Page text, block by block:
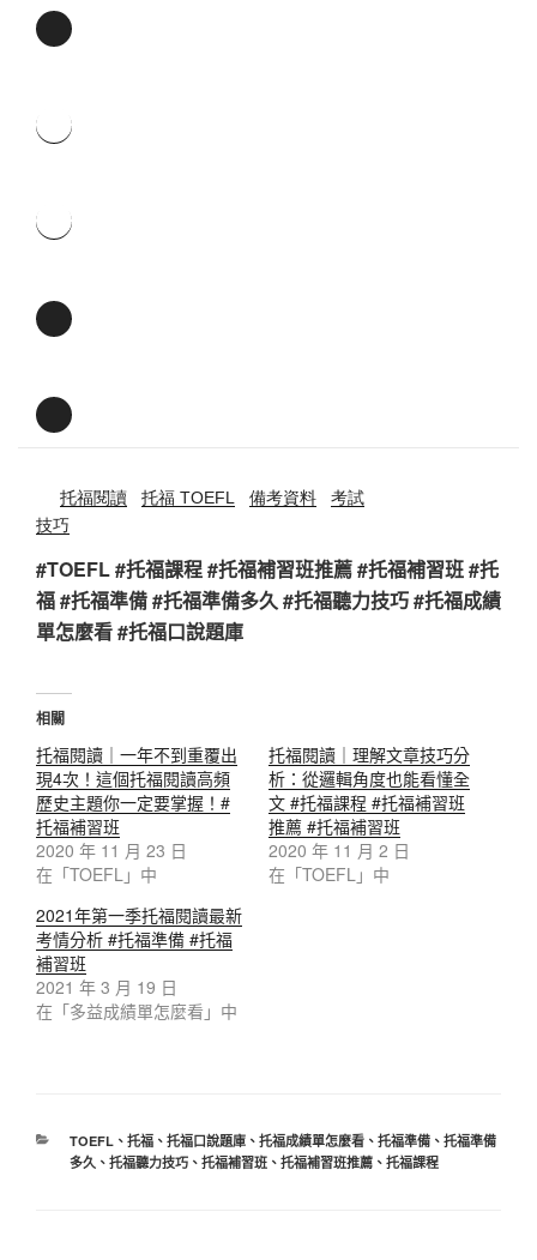
托福閱讀 托福 TOEFL 備考資料
考試
技巧
#TOEFL #托福課程 #托福補習班推薦 #托福補習班 #托
福 #托福準備 #托福準備多久 #托福聽力技巧 #托福成績
單怎麼看 #托福口說題庫
相關
托福閱讀｜一年不到重覆出
現4次！這個托福閱讀高頻
歷史主題你一定要掌握！#
托福補習班
2020 年 11 月 23 日
在「TOEFL」中
托福閱讀｜理解文章技巧分
析：從邏輯角度也能看懂全
文 #托福課程 #托福補習班
推薦 #托福補習班
2020 年 11 月 2 日
在「TOEFL」中
2021年第一季托福閱讀最新
考情分析 #托福準備 #托福
補習班
2021 年 3 月 19 日
在「多益成績單怎麼看」中
分
類
TOEFL、 托福、 托福口說題庫、 托福成績單怎麼看、 托福準備、 托福準備
多久 、 托福聽力技巧、 托福補習班、 托福補習班推薦、 托福課程